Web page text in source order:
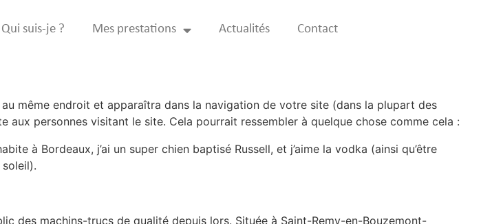
Qui suis-je ? Mes prestations Actualités Contact
au même endroit et apparaîtra dans la navigation de votre site (dans la plupart des
personnes visitant le site. Cela pourrait ressembler à quelque chose comme cela :
à Bordeaux, j’ai un super chien baptisé Russell, et j’aime la vodka (ainsi qu’être
des machins-trucs de qualité depuis lors. Située à Saint-Remy-en-Bouzemont-